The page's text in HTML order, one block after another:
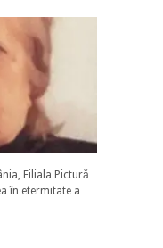
Filiala Pictură
în etermitate a